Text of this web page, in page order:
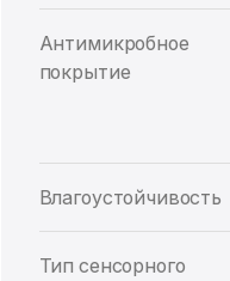
Антимикробное
покрытие
Влагоустойчивость
Тип сенсорного